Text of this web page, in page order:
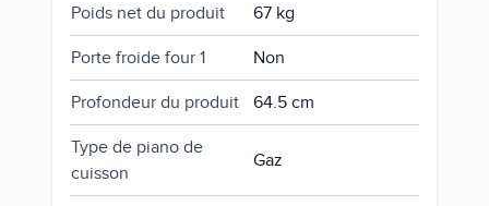
Poids net du produit 67 kg
Porte froide four 1 Non
Profondeur du produit 64.5 cm
Type de piano de
cuisson
Gaz